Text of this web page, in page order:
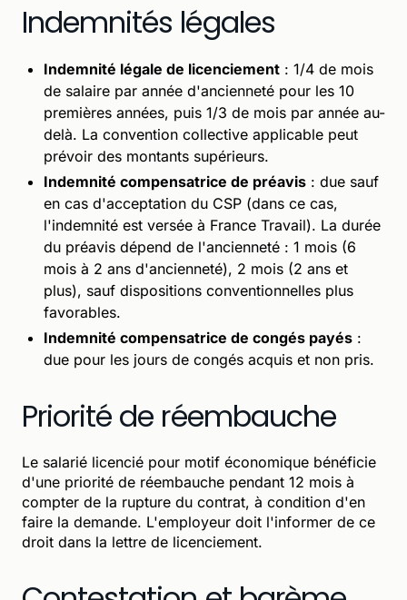
Indemnités légales
Indemnité légale de licenciement : 1/4 de mois
de salaire par année d'ancienneté pour les 10
premières années, puis 1/3 de mois par année au-
delà. La convention collective applicable peut
prévoir des montants supérieurs.
Indemnité compensatrice de préavis : due sauf
en cas d'acceptation du CSP (dans ce cas,
l'indemnité est versée à France Travail). La durée
du préavis dépend de l'ancienneté : 1 mois (6
mois à 2 ans d'ancienneté), 2 mois (2 ans et
plus), sauf dispositions conventionnelles plus
favorables.
Indemnité compensatrice de congés payés :
due pour les jours de congés acquis et non pris.
Priorité de réembauche
Le salarié licencié pour motif économique bénéficie
d'une priorité de réembauche pendant 12 mois à
compter de la rupture du contrat, à condition d'en
faire la demande. L'employeur doit l'informer de ce
droit dans la lettre de licenciement.